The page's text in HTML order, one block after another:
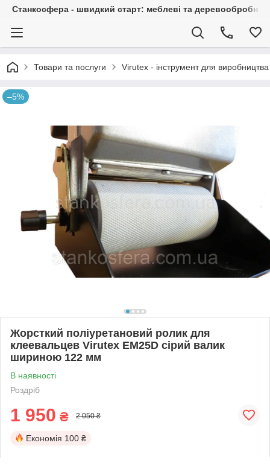
Станкосфера - швидкий старт: меблеві та деревообробні
Товари та послуги Virutex - інструмент для
–5%
Жорсткий поліуретановий ролик для
клеевальцев Virutex EM25D сірий валик
шириною 122 мм
В наявності
Роздріб
1 950 ₴ 2 050 ₴
Економія 100 ₴